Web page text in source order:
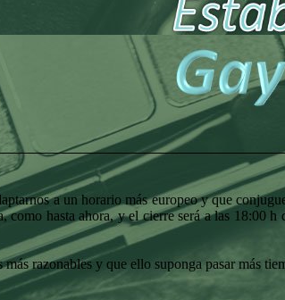
a un horario más europeo y que
hasta ahora, y el cierre será a las 18:00
razonables y que ello suponga pasar más